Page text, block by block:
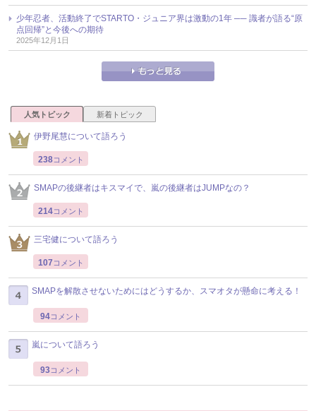
少年忍者、活動終了でSTARTO・ジュニア界は激動の1年 ── 識者が語る“原
点回帰”と今後への期待
2025年12月1日
人気トピック 新着トピック
伊野尾慧について語ろう
238コメント
SMAPの後継者はキスマイで、嵐の後継者はJUMPなの？
214コメント
三宅健について語ろう
107 コメント
SMAPを解散させないためにはどうするか、スマオタが懸命に考える！
94コメント
嵐について語ろう
93コメント